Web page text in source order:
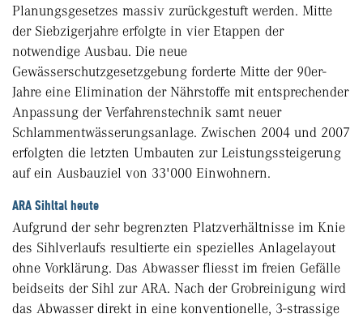
Planungsgesetzes massiv zurückgestuft werden. Mitte
der Siebzigerjahre erfolgte in vier Etappen der
notwendige Ausbau. Die neue
Gewässerschutzgesetzgebung forderte Mitte der 90er-
Jahre eine Elimination der Nährstoffe mit entsprechender
Anpassung der Verfahrenstechnik samt neuer
Schlammentwässerungsanlage. Zwischen 2004 und 2007
erfolgten die letzten Umbauten zur Leistungssteigerung
auf ein Ausbauziel von 33'000 Einwohnern.
ARA Sihltal heute
Aufgrund der sehr begrenzten Platzverhältnisse im Knie
des Sihlverlaufs resultierte ein spezielles Anlagelayout
ohne Vorklärung. Das Abwasser fliesst im freien Gefälle
beidseits der Sihl zur ARA. Nach der Grobreinigung wird
das Abwasser direkt in eine konventionelle, 3-strassige